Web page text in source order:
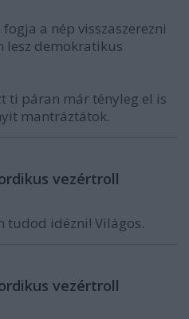
a nép visszaszerezni
lesz demokratikus
ti páran már tényleg el is
mantráztátok.
vezértroll
tudod idézni! Világos.
vezértroll